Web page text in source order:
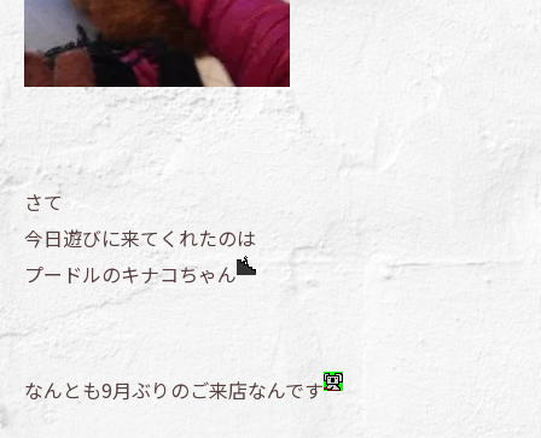
さて
今日遊びに来てくれたのは
プードルのキナコちゃん
なんとも9月ぶりのご来店なんです